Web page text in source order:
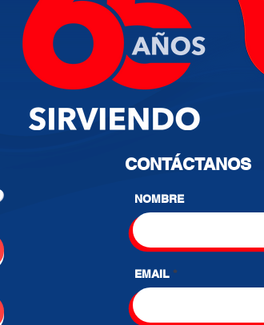
CONTÁCTANOS
NOMBRE
EMAIL